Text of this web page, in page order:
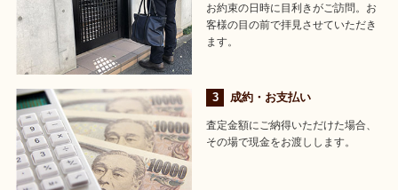
お約束の日時に目利きがご訪問。お
客様の目の前で拝見させていただき
ます。
成約・お支払い
査定金額にご納得いただけた場合、
その場で現金をお渡しします。